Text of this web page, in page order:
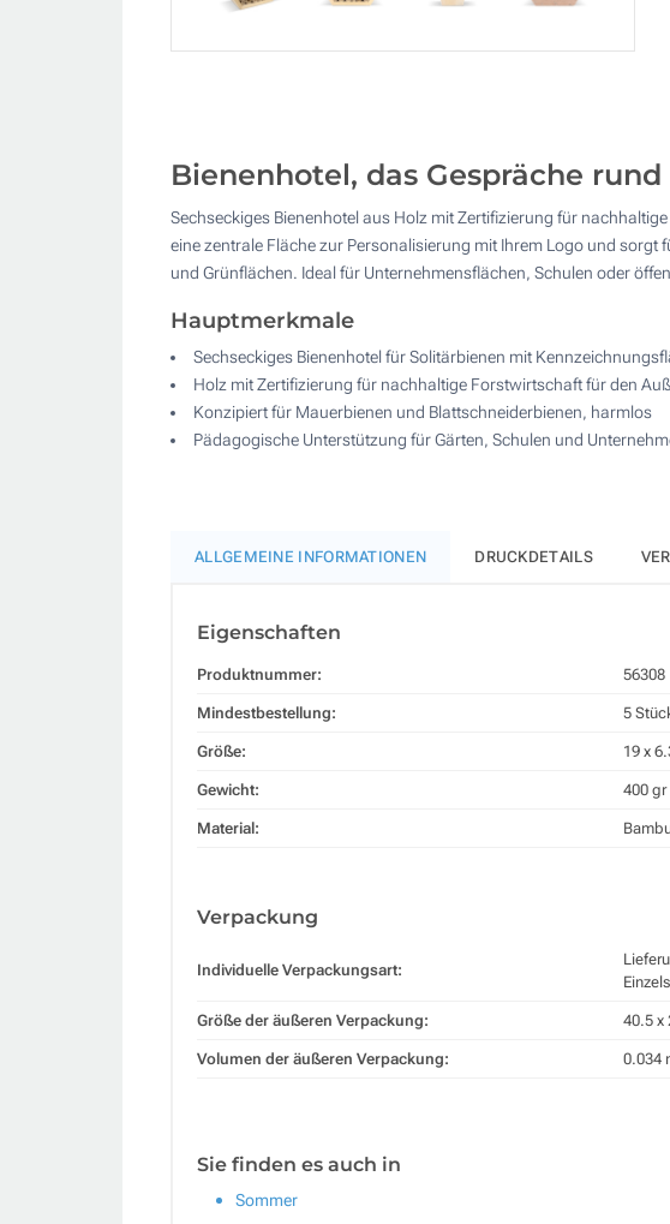
Bienenhotel, das Gespräche
Sechseckiges Bienenhotel aus Holz mit Zertifizierung für
eine zentrale Fläche zur Personalisierung mit Ihrem Logo und
und Grünflächen. Ideal für Unternehmensflächen, Schulen oder
Hauptmerkmale
Sechseckiges Bienenhotel für Solitärbienen mit
Holz mit Zertifizierung für nachhaltige Forstwirtschaft für den
Konzipiert für Mauerbienen und Blattschneiderbienen, harmlos
Pädagogische Unterstützung für Gärten, Schulen und
ALLGEMEINE INFORMATIONEN DRUCKDETAILS
Eigenschaften
Produktnummer: 56308
Mindestbestellung: 5
Größe: 19 x
Gewicht: 400 gr
Material:
Verpackung
Individuelle Verpackungsart:
Größe der äußeren Verpackung: 40.5 x
Volumen der äußeren Verpackung: 0.034
Sie finden es auch in
Sommer